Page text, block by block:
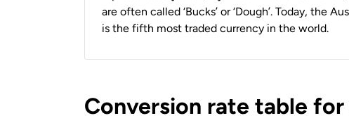
are often called ‘Bucks’ or ‘Dough’. Today, the
is the fifth most traded currency in the world.
Conversion rate table